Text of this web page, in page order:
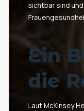
sichtbar sind
Ein
die
Laut McKinsey